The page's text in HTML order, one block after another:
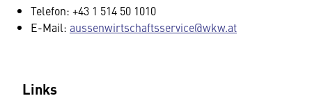
Telefon: +43 1 514 50 1010
E-Mail: aussenwirtschaftsservice@wkw.at
Links